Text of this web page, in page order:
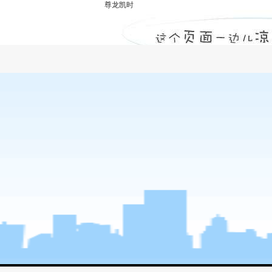
甲级监理公司浅谈墩、桩、台的质量监理
尊龙凯时